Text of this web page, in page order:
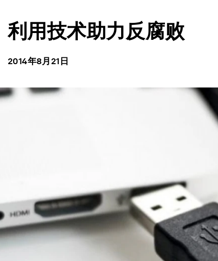
利用技术助力反腐败
2014年8月21日